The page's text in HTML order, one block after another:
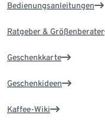
Bedienungsanleitungen
Ratgeber & Größenberater
Geschenkkarte
Geschenkideen
Kaffee-Wiki